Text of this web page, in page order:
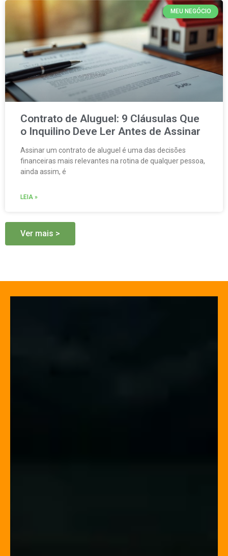
MEU NEGÓCIO
Contrato de Aluguel: 9 Cláusulas Que
o Inquilino Deve Ler Antes de Assinar
Assinar um contrato de aluguel é uma das decisões
financeiras mais relevantes na rotina de qualquer pessoa,
ainda assim, é
LEIA »
Ver mais >